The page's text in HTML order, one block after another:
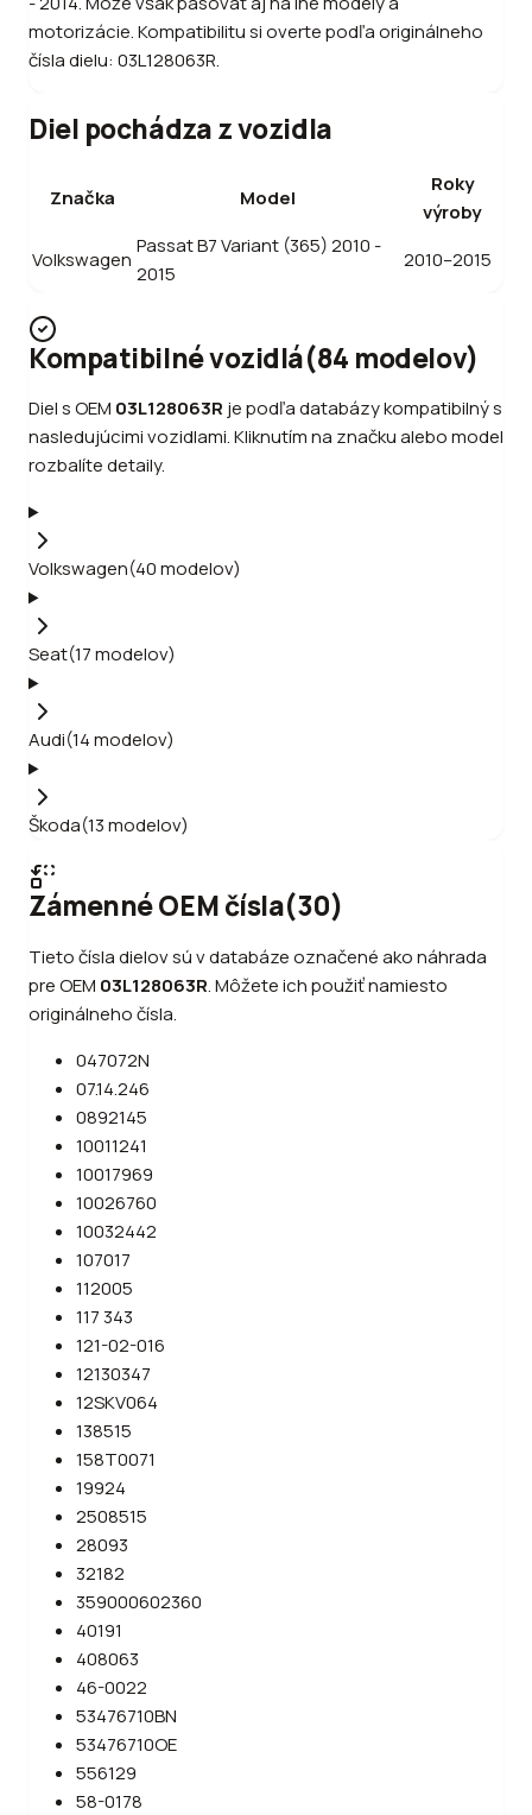
motorizácie. Kompatibilitu si overte podľa originálneho
čísla dielu: 03L128063R.
Diel pochádza z vozidla
Značka Model
Roky
výroby
Volkswagen
Passat B7 Variant (365) 2010 -
2015
2010–2015
Kompatibilné vozidlá(84 modelov)
Diel s OEM 03L128063R je podľa databázy kompatibilný s
nasledujúcimi vozidlami. Kliknutím na značku alebo model
rozbalíte detaily.
Volkswagen(40modelov)
Seat(17modelov)
Audi(14modelov)
Škoda(13modelov)
Zámenné OEM čísla(30)
Tieto čísla dielov sú v databáze označené ako náhrada
pre OEM 03L128063R.Môžete ich použiť namiesto
originálneho čísla.
047072N
07.14.246
0892145
10011241
10017969
10026760
10032442
107017
112005
117 343
121-02-016
12130347
12SKV064
138515
158T0071
19924
2508515
28093
32182
359000602360
40191
408063
46-0022
53476710BN
53476710OE
556129
58-0178